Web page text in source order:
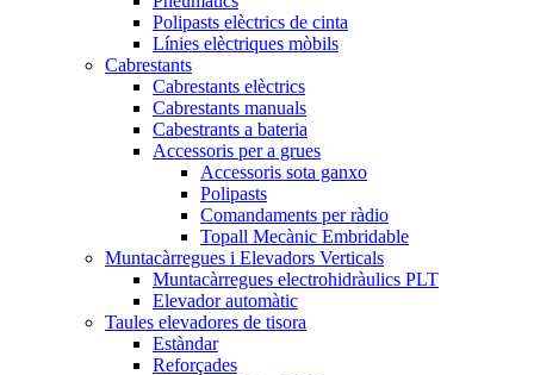
Polipasts elèctrics de cinta
Línies elèctriques mòbils
Cabrestants
Cabrestants elèctrics
Cabrestants manuals
Cabestrants a bateria
Accessoris per a grues
Accessoris sota ganxo
Polipasts
Comandaments per ràdio
Topall Mecànic Embridable
Muntacàrregues i Elevadors Verticals
Muntacàrregues electrohidràulics PLT
Elevador automàtic
Taules elevadores de tisora
Estàndar
Reforçades